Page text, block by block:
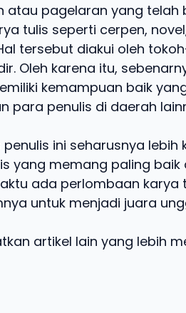
atau pagelaran yang telah
tulis seperti cerpen,
tersebut diakui oleh
Oleh karena itu,
kemampuan baik
para penulis di daerah
ini seharusnya
yang memang paling
ada perlombaan karya
untuk menjadi juara
artikel lain yang lebih